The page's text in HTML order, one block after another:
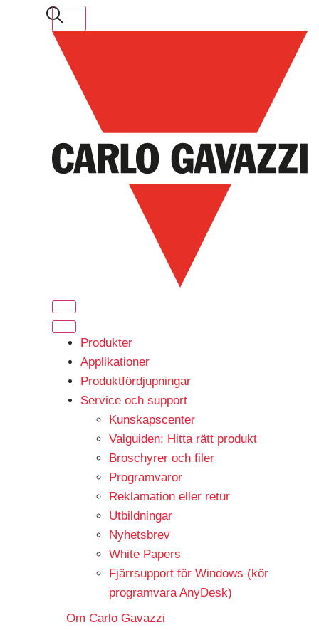
Produkter
Applikationer
Produktfördjupningar
Service och support
Kunskapscenter
Valguiden: Hitta rätt produkt
Broschyrer och filer
Programvaror
Reklamation eller retur
Utbildningar
Nyhetsbrev
White Papers
Fjärrsupport för Windows (kör
programvara AnyDesk)
Om Carlo Gavazzi